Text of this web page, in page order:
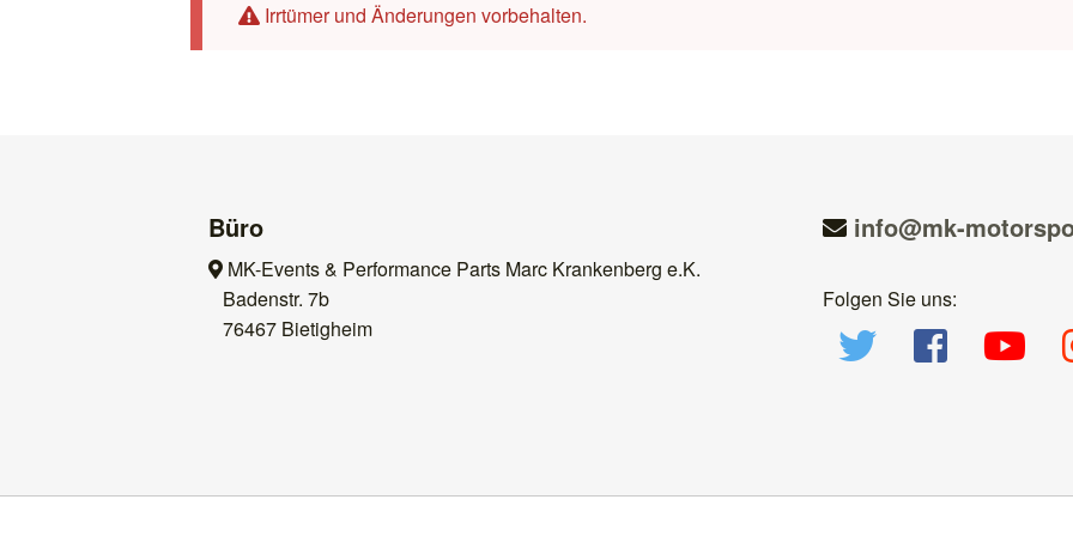
Irrtümer und Änderungen vorbehalten.
Büro
MK-Events & Performance Parts Marc Krankenberg e.K.
Badenstr. 7b
76467 Bietigheim
ed.tropsrotom-
Folgen Sie uns: